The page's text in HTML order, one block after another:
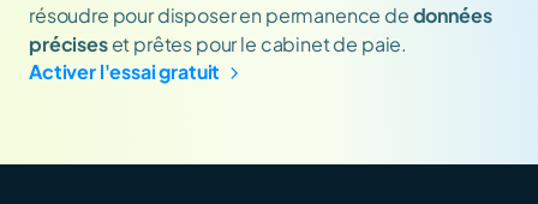
résoudre pour disposer en permanence de données
précises et prêtes pour le cabinet de paie.
Activer l'essai gratuit